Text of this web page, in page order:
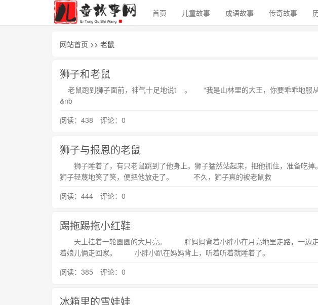
首页 儿童故事 成语故事 传奇故事
网站首页 >> 老鼠
狮子和老鼠
老鼠跑到狮子面前，神气十足地说t 。 “我是山林里的大王，你要乖乖地服从
&nb
阅读：438 评论：0
狮子与报恩的老鼠
狮子睡着了，有只老鼠跳到了他身上。狮子猛然站起来，把他抓住，准备吃掉
狮子轻蔑地笑了笑，便把他放走了。 不久，狮子真的被老鼠救
阅读：444 评论：0
踢拖踢拖小红鞋
天上挂着一轮圆圆的大月亮。 胖妈妈背着小胖小在月亮地里走路，
着娘儿俩走回家。 小胖小趴在妈妈背上，听着听着就睡着了。
阅读：385 评论：0
冰箱里的雪娃娃